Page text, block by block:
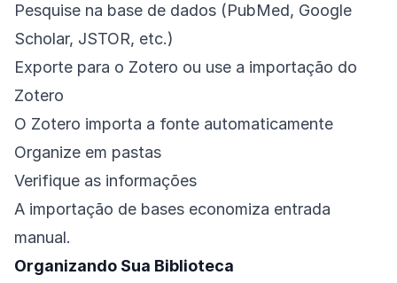
Pesquise na base de dados (PubMed, Google
Scholar, JSTOR, etc.)
Exporte para o Zotero ou use a importação do
Zotero
O Zotero importa a fonte automaticamente
Organize em pastas
Verifique as informações
A importação de bases economiza entrada
manual.
Organizando Sua Biblioteca